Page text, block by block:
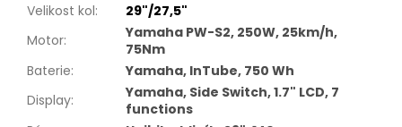
Velikost kol:
29"/27,5"
Motor:
Yamaha PW-S2, 250W, 25km/h,
75Nm
Baterie:
Yamaha, InTube, 750 Wh
Display:
Yamaha, Side Switch, 1.7" LCD, 7
functions